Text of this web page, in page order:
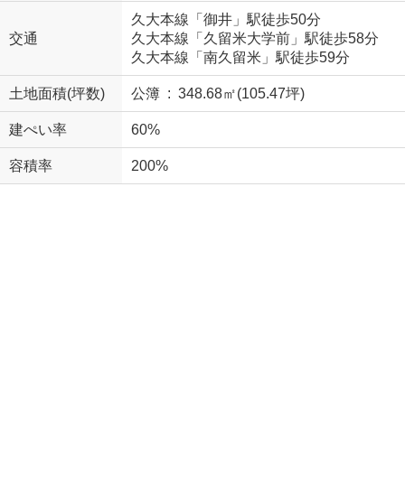
交通
久大本線「御井」駅徒歩50分
久大本線「久留米大学前」駅徒歩58分
久大本線「南久留米」駅徒歩59分
土地面積(坪数) 公簿 : 348.68㎡(105.47坪)
建ぺい率 60%
容積率 200%